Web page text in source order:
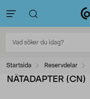
Startsida Reservdelar
NÄTADAPTER (CN)